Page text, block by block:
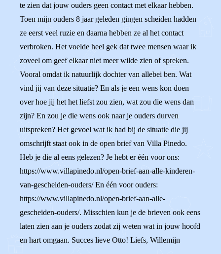
te zien dat jouw ouders geen contact met elkaar hebben.
Toen mijn ouders 8 jaar geleden gingen scheiden hadden
ze eerst veel ruzie en daarna hebben ze al het contact
verbroken. Het voelde heel gek dat twee mensen waar ik
zoveel om geef elkaar niet meer wilde zien of spreken.
Vooral omdat ik natuurlijk dochter van allebei ben. Wat
vind jij van deze situatie? En als je een wens kon doen
over hoe jij het het liefst zou zien, wat zou die wens dan
zijn? En zou je die wens ook naar je ouders durven
uitspreken? Het gevoel wat ik had bij de situatie die jij
omschrijft staat ook in de open brief van Villa Pinedo.
Heb je die al eens gelezen? Je hebt er één voor ons:
https://www.villapinedo.nl/open-brief-aan-alle-kinderen-
van-gescheiden-ouders/ En één voor ouders:
https://www.villapinedo.nl/open-brief-aan-alle-
gescheiden-ouders/. Misschien kun je de brieven ook eens
laten zien aan je ouders zodat zij weten wat in jouw hoofd
en hart omgaan. Succes lieve Otto! Liefs, Willemijn